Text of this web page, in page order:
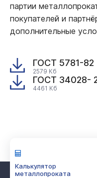
партии
покупателей и
дополнительные
ГОСТ 5781-82
2579 Кб
ГОСТ 34028-
4461 Кб
Калькулятор
металлопроката